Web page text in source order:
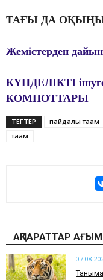
ТАҒЫ ДА
Жемістерден
КҮНДЕЛІКТІ
КОМПОТТАРЫ
ТЕГТЕР пайдалы тағам
тағам
АҚПАРАТТАР